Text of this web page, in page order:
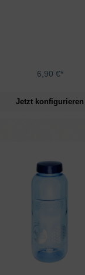
6,90 €*
Jetzt konfigurieren